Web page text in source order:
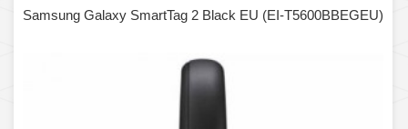
Samsung Galaxy SmartTag 2 Black EU (EI-T5600BBEGEU)